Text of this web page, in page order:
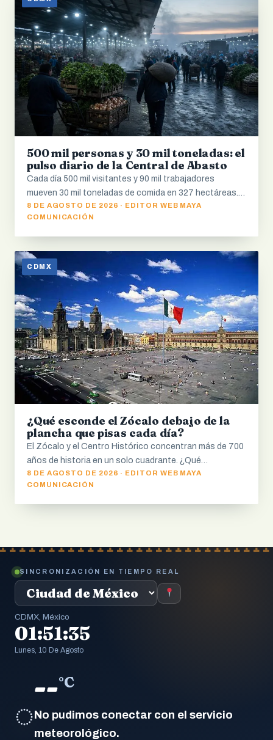
500 mil personas y 30 mil toneladas: el
pulso diario de la Central de Abasto
Cada día 500 mil visitantes y 90 mil trabajadores
mueven 30 mil toneladas de comida en 327 hectáreas.…
8 DE AGOSTO DE 2026 · EDITOR WEB MAYA
COMUNICACIÓN
CDMX
¿Qué esconde el Zócalo debajo de la
plancha que pisas cada día?
El Zócalo y el Centro Histórico concentran más de 700
años de historia en un solo cuadrante. ¿Qué…
8 DE AGOSTO DE 2026 · EDITOR WEB MAYA
COMUNICACIÓN
SINCRONIZACIÓN EN TIEMPO REAL
CDMX, México
01:51:36
Lunes, 10 De Agosto
◌
--°C
No pudimos conectar con el servicio
meteorológico.